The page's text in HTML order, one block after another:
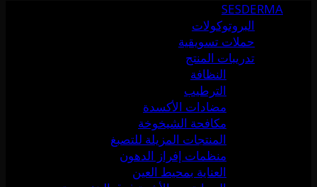
SESDERMA
البروتوكولات
حملات تسويقية
تدريبات المنتج
النظافة
الترطيب
مضادات الأكسدة
مكافحة الشيخوخة
المنتجات المزيلة للتصبغ
منظمات إفراز الدهون
العناية بمحيط العين